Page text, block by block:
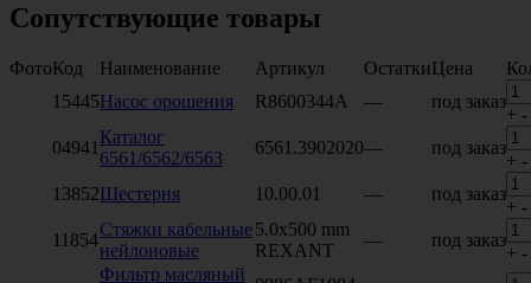
Сопутствующие товары
ФотоКод Наименование Артикул ОстаткиЦена
15445Насос орошения R8600344A — под заказ
+ -
04941
Каталог
6561/6562/6563
6561.3902020— под заказ
+ -
13852Шестерня 10.00.01 — под заказ
+ -
11854
Стяжки кабельные
нейлоновые
5.0х500 mm
REXANT
— под заказ
+ -
Фильтр масляный